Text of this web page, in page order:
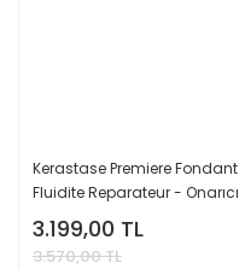
Kerastase Premiere Fondant
Fluidite Reparateur - Onarıcı
Saç Bakım Kremi 200 ML
3.199,00 TL
3.570,00 TL